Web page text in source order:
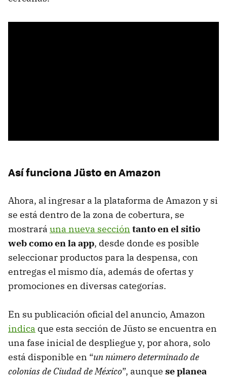
Así funciona Jüsto en Amazon
Ahora, al ingresar a la plataforma de Amazon y si
se está dentro de la zona de cobertura, se
mostrará una nueva sección tanto en el sitio
web como en la app, desde donde es posible
seleccionar productos para la despensa, con
entregas el mismo día, además de ofertas y
promociones en diversas categorías.
En su publicación oficial del anuncio, Amazon
indica que esta sección de Jüsto se encuentra en
una fase inicial de despliegue y, por ahora, solo
está disponible en “un número determinado de
colonias de Ciudad de México”, aunque se planea